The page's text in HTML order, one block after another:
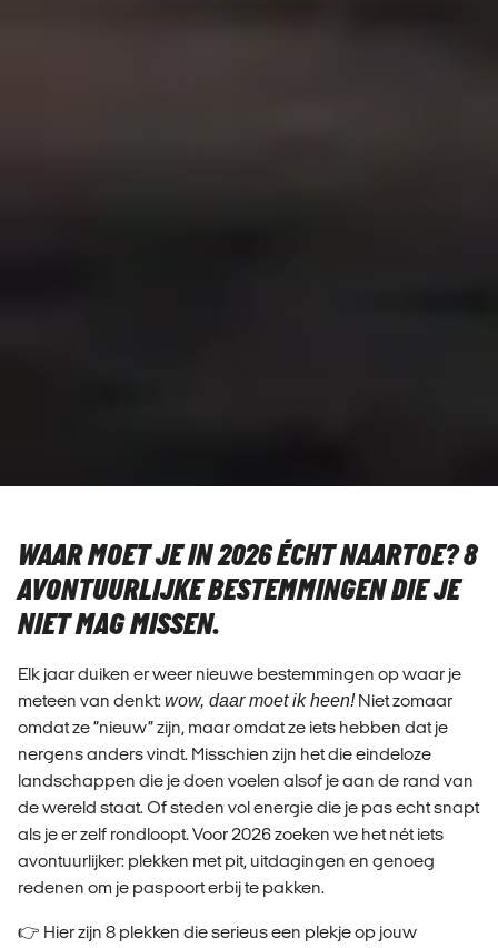
WAAR MOET JE IN 2026 ÉCHT NAARTOE? 8
AVONTUURLIJKE BESTEMMINGEN DIE JE
NIET MAG MISSEN.
Elk jaar duiken er weer nieuwe bestemmingen op waar je
meteen van denkt:wow, daar moet ik heen!Niet zomaar
omdat ze “nieuw” zijn, maar omdat ze iets hebben dat je
nergens anders vindt. Misschien zijn het die eindeloze
landschappen die je doen voelen alsof je aan de rand van
de wereld staat. Of steden vol energie die je pas echt snapt
als je er zelf rondloopt. Voor 2026 zoeken we het nét iets
avontuurlijker: plekken met pit, uitdagingen en genoeg
redenen om je paspoort erbij te pakken.
👉 Hier zijn 8 plekken die serieus een plekje op jouw